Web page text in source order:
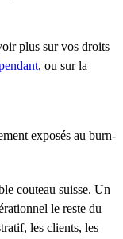
plus sur vos droits
, ou sur la
exposés au burn-
couteau suisse. Un
le reste du
les clients, les